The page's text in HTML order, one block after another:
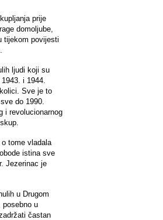
prije
domoljube,
tijekom povijesti
ljudi koji su
i 1944.
Sve je to
do 1990.
i revolucionarnog
tome vladala
istina sve
Jezerinac je
u Drugom
posebno u
častan